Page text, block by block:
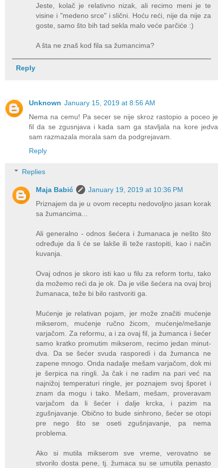
Jeste, kolač je relativno nizak, ali recimo meni je te
visine i "medeno srce" i slični. Hoću reći, nije da nije za
goste, samo što bih tad sekla malo veće parčiće :)
A šta ne znaš kod fila sa žumancima?
Reply
Unknown January 15, 2019 at 8:56 AM
Nema na cemu! Pa secer se nije skroz rastopio a poceo je
fil da se zgusnjava i kada sam ga stavljala na kore jedva
sam razmazala morala sam da podgrejavam.
Reply
Replies
Maja Babić
January 19, 2019 at 10:36 PM
Priznajem da je u ovom receptu nedovoljno jasan korak
sa žumancima...
Ali generalno - odnos šećera i žumanaca je nešto što
određuje da li će se lakše ili teže rastopiti, kao i način
kuvanja.
Ovaj odnos je skoro isti kao u filu za reform tortu, tako
da možemo reći da je ok. Da je više šećera na ovaj broj
žumanaca, teže bi bilo rastvoriti ga.
Mućenje je relativan pojam, jer može značiti mućenje
mikserom, mućenje ručno žicom, mućenje/mešanje
varjačom. Za reformu, a i za ovaj fil, ja žumanca i šećer
samo kratko promutim mikserom, recimo jedan minut-
dva. Da se šećer svuda rasporedi i da žumanca ne
zapene mnogo. Onda nadalje mešam varjačom, dok mi
je šerpica na ringli. Ja čak i ne radim na pari već na
najnižoj temperaturi ringle, jer poznajem svoj šporet i
znam da mogu i tako. Mešam, mešam, proveravam
varjačom da li šećer i dalje krcka, i pazim na
zgušnjavanje. Obično to bude sinhrono, šećer se otopi
pre nego što se oseti zgušnjavanje, pa nema
problema.
Ako si mutila mikserom sve vreme, verovatno se
stvorilo dosta pene, tj. žumaca su se umutila penasto